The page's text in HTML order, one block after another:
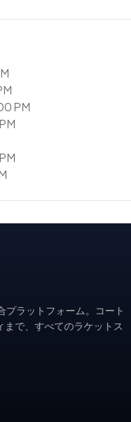
PM
プラットフォーム。コート
で、すべてのラケットス